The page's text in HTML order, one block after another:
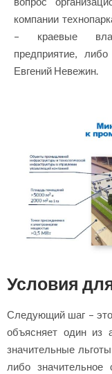
компании
– краевые
предприятие,
Евгений Невежин.
Условия
Следующий шаг –
объясняет один из
значительные
либо значительное